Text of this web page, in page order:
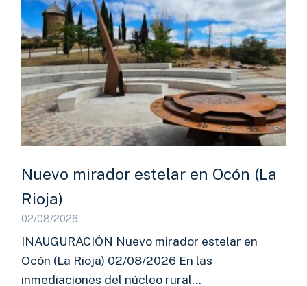
Nuevo mirador estelar en Ocón (La
Rioja)
02/08/2026
INAUGURACIÓN Nuevo mirador estelar en
Ocón (La Rioja) 02/08/2026 En las
inmediaciones del núcleo rural…